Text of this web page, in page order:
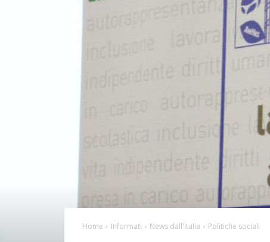
Home Informati News dall'Italia Politiche sociali